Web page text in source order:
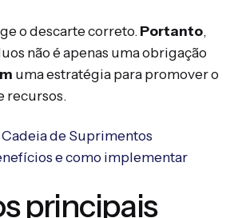
o descarte correto. Portanto,
não é apenas uma obrigação
uma estratégia para promover o
recursos.
Cadeia de Suprimentos
e como implementar
principais